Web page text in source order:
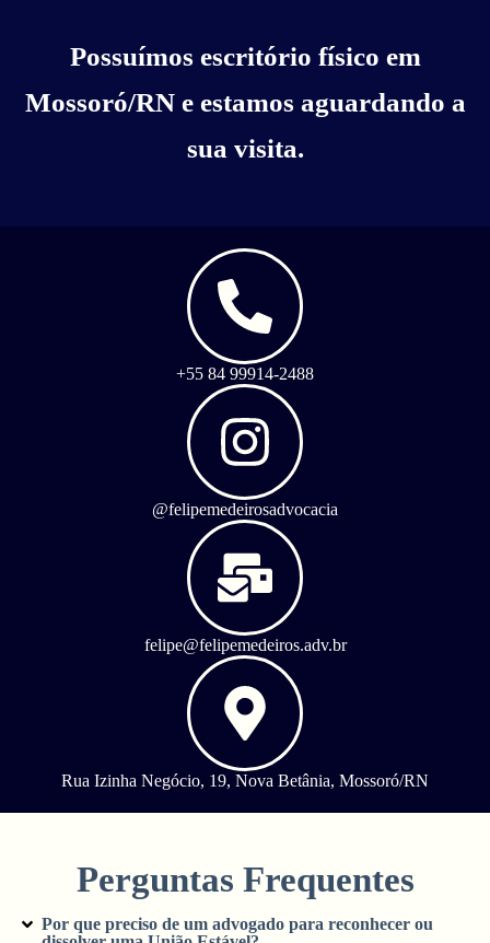
Possuímos escritório físico em
Mossoró/RN e estamos aguardando a
sua visita.
+55 84 99914-2488
@felipemedeirosadvocacia
felipe@felipemedeiros.adv.br
Rua Izinha Negócio, 19, Nova Betânia, Mossoró/RN
Perguntas Frequentes
Por que preciso de um advogado para reconhecer ou